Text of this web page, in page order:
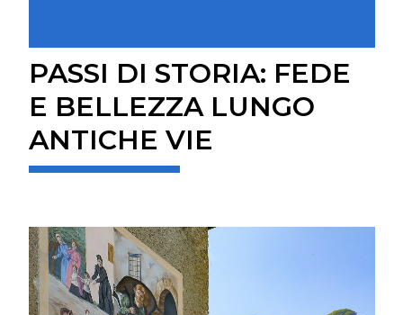
PASSI DI STORIA: FEDE
E BELLEZZA LUNGO
ANTICHE VIE